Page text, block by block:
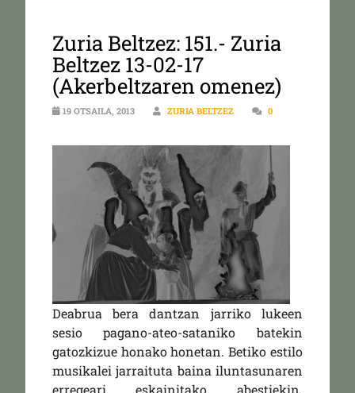
Zuria Beltzez: 151.- Zuria
Beltzez 13-02-17
(Akerbeltzaren omenez)
19 OTSAILA, 2013 ZURIA BELTZEZ 0
Deabrua bera dantzan jarriko lukeen
sesio pagano-ateo-sataniko batekin
gatozkizue honako honetan. Betiko estilo
musikalei jarraituta baina iluntasunaren
erregeari eskainitako abestiekin.